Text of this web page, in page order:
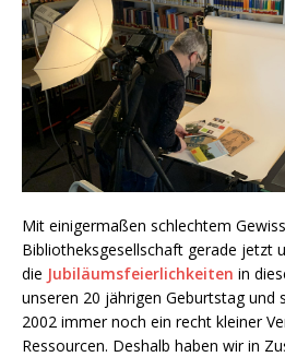
Mit einigermaßen schlechtem
Bibliotheksgesellschaft gerade jetzt
die Jubiläumsfeierlichkeiten in
unseren 20 jährigen Geburtstag und
2002 immer noch ein recht kleiner
Ressourcen. Deshalb haben wir in